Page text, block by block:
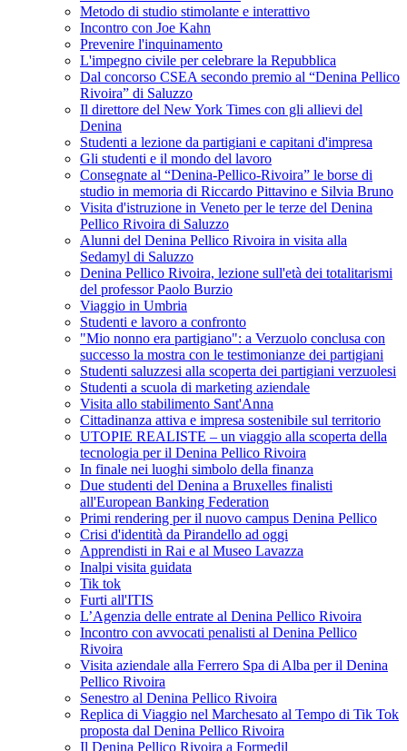
Metodo di studio stimolante e interattivo
Incontro con Joe Kahn
Prevenire l'inquinamento
L'impegno civile per celebrare la Repubblica
Dal concorso CSEA secondo premio al “Denina Pellico
Rivoira” di Saluzzo
Il direttore del New York Times con gli allievi del
Denina
Studenti a lezione da partigiani e capitani d'impresa
Gli studenti e il mondo del lavoro
Consegnate al “Denina-Pellico-Rivoira” le borse di
studio in memoria di Riccardo Pittavino e Silvia Bruno
Visita d'istruzione in Veneto per le terze del Denina
Pellico Rivoira di Saluzzo
Alunni del Denina Pellico Rivoira in visita alla
Sedamyl di Saluzzo
Denina Pellico Rivoira, lezione sull'età dei totalitarismi
del professor Paolo Burzio
Viaggio in Umbria
Studenti e lavoro a confronto
"Mio nonno era partigiano": a Verzuolo conclusa con
successo la mostra con le testimonianze dei partigiani
Studenti saluzzesi alla scoperta dei partigiani verzuolesi
Studenti a scuola di marketing aziendale
Visita allo stabilimento Sant'Anna
Cittadinanza attiva e impresa sostenibile sul territorio
UTOPIE REALISTE – un viaggio alla scoperta della
tecnologia per il Denina Pellico Rivoira
In finale nei luoghi simbolo della finanza
Due studenti del Denina a Bruxelles finalisti
all'European Banking Federation
Primi rendering per il nuovo campus Denina Pellico
Crisi d'identità da Pirandello ad oggi
Apprendisti in Rai e al Museo Lavazza
Inalpi visita guidata
Tik tok
Furti all'ITIS
L’Agenzia delle entrate al Denina Pellico Rivoira
Incontro con avvocati penalisti al Denina Pellico
Rivoira
Visita aziendale alla Ferrero Spa di Alba per il Denina
Pellico Rivoira
Senestro al Denina Pellico Rivoira
Replica di Viaggio nel Marchesato al Tempo di Tik Tok
proposta dal Denina Pellico Rivoira
Il Denina Pellico Rivoira a Formedil